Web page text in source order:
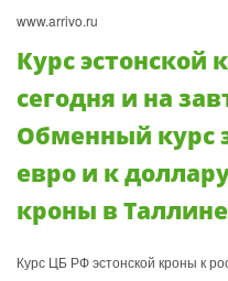
www.arrivo.ru
Курс эстонской
сегодня и на
Обменный курс
евро и к
кроны в
Курс ЦБ РФ эстонской кроны к